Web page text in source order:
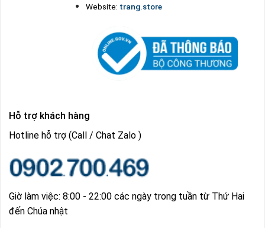
Website: trang.store
Hỗ trợ khách hàng
Hotline hỗ trợ (Call / Chat Zalo )
Giờ làm việc: 8:00 - 22:00 các ngày trong tuần từ Thứ Hai
đến Chúa nhật